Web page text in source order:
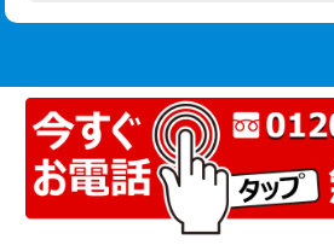
マス交換（土の掘削・埋め戻し作業）
マス交換（深さ50㎝以上）
コンクリート斫り（厚さ10㎝まで）
コンクリート斫り（厚さ10㎝超え）
トーラー機使用/3mまで
追加トーラー機使用/3m超え
カメラ調査